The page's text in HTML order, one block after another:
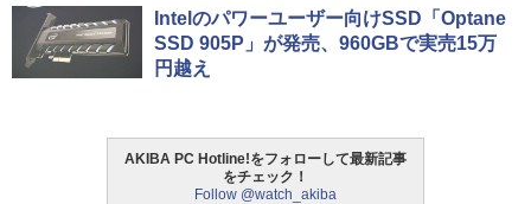
Intelのパワーユーザー向けSSD「Optane
SSD 905P」が発売、960GBで実売15万
円越え
AKIBA PC Hotline!をフォローして最新記事
をチェック！
Follow @watch_akiba